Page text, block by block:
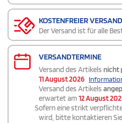
KOSTENFREIER VERSAND
Der Versand ist für alle
VERSANDTERMINE
Versand des Artikels nicht
11 August 2026
Versand des Artikels
erwartet am 12 August
Sofern eine strikt
wird, bitte kontaktieren